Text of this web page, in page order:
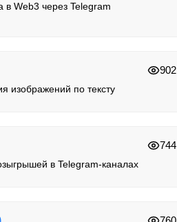
в Web3 через Telegram
изображений по тексту
902
в Telegram-каналах
744